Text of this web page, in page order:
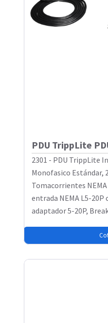
PDU TrippLite
2301 - PDU TrippLite
Monofasico Estándar,
Tomacorrientes
entrada NEMA L5-20P
adaptador 5-20P,